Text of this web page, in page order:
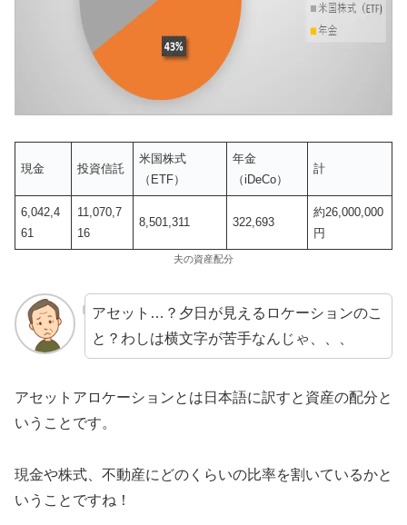
現金 投資信託
米国株式
（ETF）
年金
（iDeCo）
計
6,042,4
61
11,070,7
16
8,501,311 322,693
約26,000,000
円
夫の資産配分
アセット…？夕日が見えるロケーションのこ
と？わしは横文字が苦手なんじゃ、、、
アセットアロケーションとは日本語に訳すと資産の配分と
いうことです。
現金や株式、不動産にどのくらいの比率を割いているかと
いうことですね！